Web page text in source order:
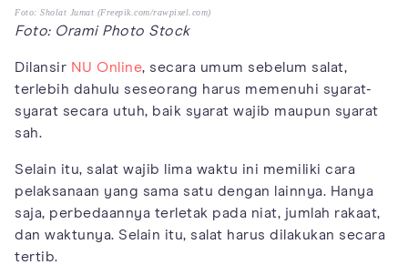
Foto: Sholat Jumat (Freepik.com/rawpixel.com)
Foto: Orami Photo Stock
Dilansir NU Online, secara umum sebelum salat,
terlebih dahulu seseorang harus memenuhi syarat-
syarat secara utuh, baik syarat wajib maupun syarat
sah.
Selain itu, salat wajib lima waktu ini memiliki cara
pelaksanaan yang sama satu dengan lainnya. Hanya
saja, perbedaannya terletak pada niat, jumlah rakaat,
dan waktunya. Selain itu, salat harus dilakukan secara
tertib.